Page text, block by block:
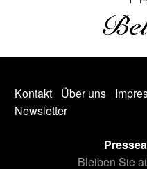
Kontakt Über uns
Newsletter
Bleiben Sie